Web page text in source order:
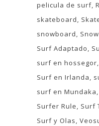
pelicula de surf
skateboard
snowboard
Surf Adaptado
surf en hossegor
Surf en Irlanda
surf en Mundaka
Surfer Rule
Surf
Surf y Olas